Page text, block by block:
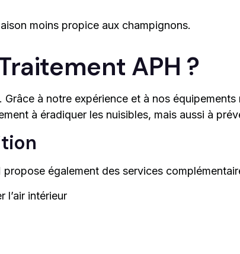
moins propice aux champignons.
APH ?
à notre expérience et à nos
à éradiquer les nuisibles, mais aussi à
également des services
l’air intérieur